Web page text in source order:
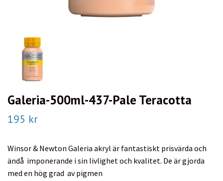
Galeria-500ml-437-Pale Teracotta
195 kr
Winsor & Newton Galeria akryl är fantastiskt prisvärda och
ändå imponerande i sin livlighet och kvalitet. De är gjorda
med en hög grad av pigmen